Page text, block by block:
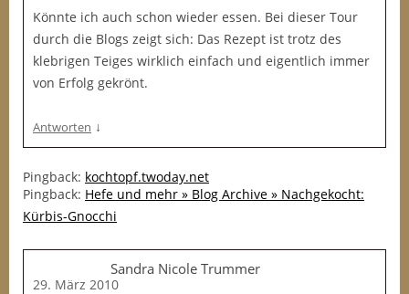
Könnte ich auch schon wieder essen. Bei dieser Tour
durch die Blogs zeigt sich: Das Rezept ist trotz des
klebrigen Teiges wirklich einfach und eigentlich immer
von Erfolg gekrönt.
Antworten ↓
Pingback: kochtopf.twoday.net
Pingback: Hefe und mehr » Blog Archive » Nachgekocht:
Kürbis-Gnocchi
Sandra Nicole Trummer
29. März 2010